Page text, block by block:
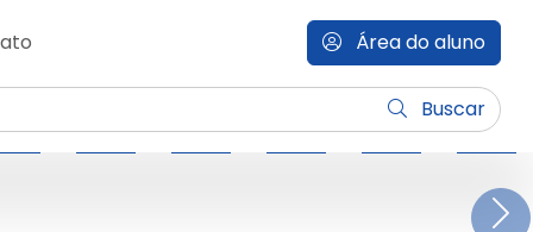
Área do aluno
Buscar